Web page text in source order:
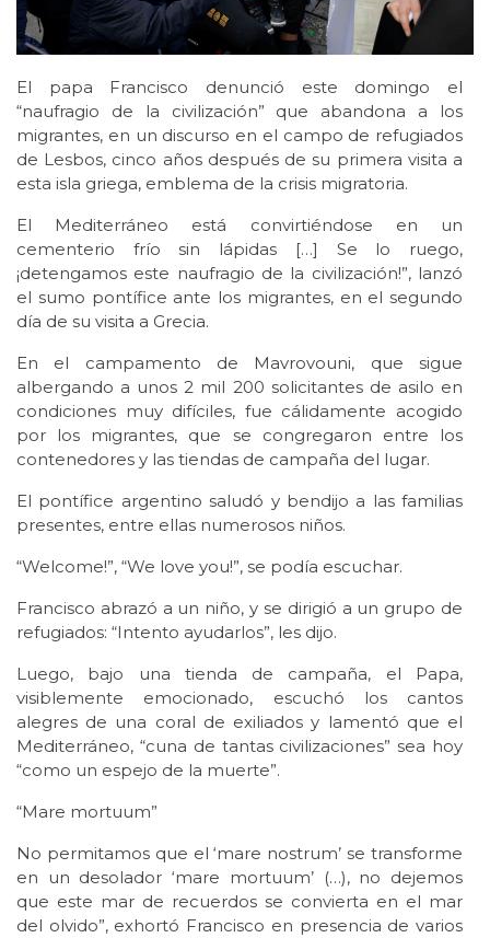
El papa Francisco denunció este domingo el
“naufragio de la civilización” que abandona a los
migrantes, en un discurso en el campo de refugiados
de Lesbos, cinco años después de su primera visita a
esta isla griega, emblema de la crisis migratoria.
El Mediterráneo está convirtiéndose en un
cementerio frío sin lápidas […] Se lo ruego,
¡detengamos este naufragio de la civilización!”, lanzó
el sumo pontífice ante los migrantes, en el segundo
día de su visita a Grecia.
En el campamento de Mavrovouni, que sigue
albergando a unos 2 mil 200 solicitantes de asilo en
condiciones muy difíciles, fue cálidamente acogido
por los migrantes, que se congregaron entre los
contenedores y las tiendas de campaña del lugar.
El pontífice argentino saludó y bendijo a las familias
presentes, entre ellas numerosos niños.
“Welcome!”, “We love you!”, se podía escuchar.
Francisco abrazó a un niño, y se dirigió a un grupo de
refugiados: “Intento ayudarlos”, les dijo.
Luego, bajo una tienda de campaña, el Papa,
visiblemente emocionado, escuchó los cantos
alegres de una coral de exiliados y lamentó que el
Mediterráneo, “cuna de tantas civilizaciones” sea hoy
“como un espejo de la muerte”.
“Mare mortuum”
No permitamos que el ‘mare nostrum’ se transforme
en un desolador ‘mare mortuum’ (…), no dejemos
que este mar de recuerdos se convierta en el mar
del olvido”, exhortó Francisco en presencia de varios